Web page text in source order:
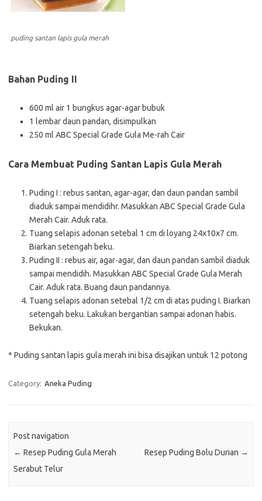
puding santan lapis gula merah
Bahan Puding II
600 ml air 1 bungkus agar-agar bubuk
1 lembar daun pandan, disimpulkan
250 ml ABC Special Grade Gula Me-rah Cair
Cara Membuat Puding Santan Lapis Gula Merah
Puding I : rebus santan, agar-agar, dan daun pandan sambil
diaduk sampai mendidihr. Masukkan ABC Special Grade Gula
Merah Cair. Aduk rata.
Tuang selapis adonan setebal 1 cm di loyang 24x10x7 cm.
Biarkan setengah beku.
Puding II : rebus air, agar-agar, dan daun pandan sambil diaduk
sampai mendidih. Masukkan ABC Special Grade Gula Merah
Cair. Aduk rata. Buang daun pandannya.
Tuang selapis adonan setebal 1/2 cm di atas puding I. Biarkan
setengah beku. Lakukan bergantian sampai adonan habis.
Bekukan.
* Puding santan lapis gula merah ini bisa disajikan untuk 12 potong
Category: Aneka Puding
Post navigation
← Resep Puding Gula Merah
Serabut Telur
Resep Puding Bolu Durian →